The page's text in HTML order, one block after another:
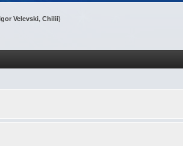
Igor Velevski,Chilii)